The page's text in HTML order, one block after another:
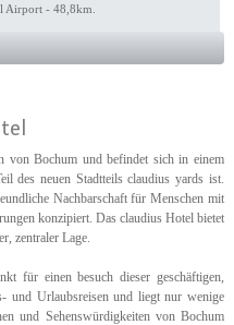
Airport - 48,8km.
von Bochum und befindet sich in einem
des neuen Stadtteils claudius yards ist.
Nachbarschaft für Menschen mit
konzipiert. Das claudius Hotel bietet
zentraler Lage.
für einen besuch dieser geschäftigen,
und Urlaubsreisen und liegt nur wenige
und Sehenswürdigkeiten von Bochum